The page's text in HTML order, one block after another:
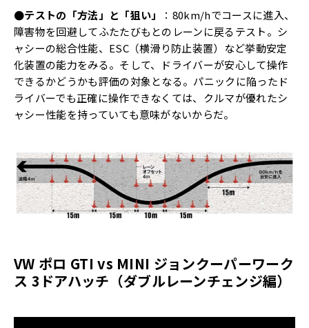
●テストの「方法」と「狙い」
：80km/hでコースに進入、
障害物を回避してふたたびもとのレーンに戻るテスト。シ
ャシーの総合性能、ESC（横滑り防止装置）など挙動安定
化装置の能力をみる。そして、ドライバーが安心して操作
できるかどうかも評価の対象となる。パニックに陥ったド
ライバーでも正確に操作できなくては、クルマが優れたシ
ャシー性能を持っていても意味がないからだ。
VW ポロ GTI vs MINI ジョンクーパーワーク
ス 3ドアハッチ（ダブルレーンチェンジ編）